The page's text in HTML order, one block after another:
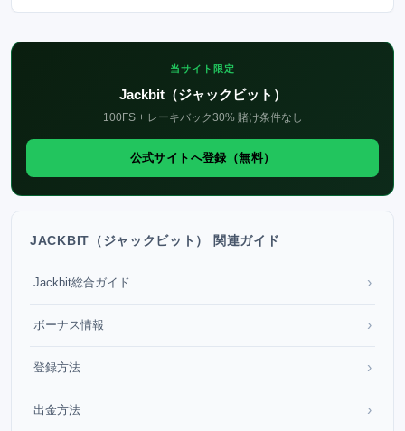
当サイト限定
Jackbit（ジャックビット）
100FS + レーキバック30% 賭け条件なし
公式サイトへ登録（無料）
JACKBIT（ジャックビット） 関連ガイド
Jackbit総合ガイド ›
ボーナス情報 ›
登録方法 ›
出金方法 ›